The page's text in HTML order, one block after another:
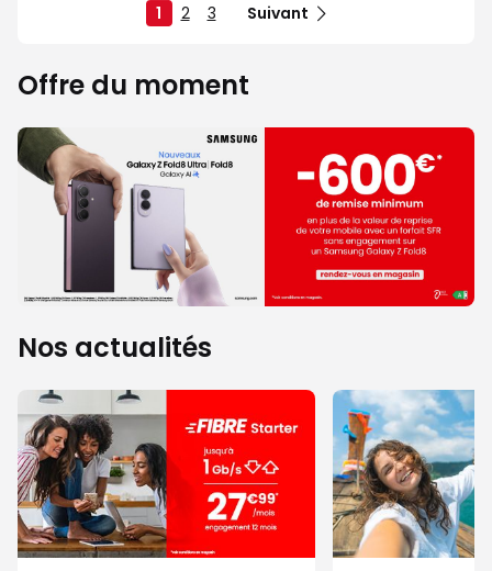
1 2 3 Suivant
Offre du moment
Nos actualités